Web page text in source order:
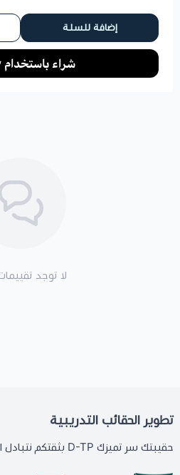
إضافة للسلة
لا توجد
تطوير الحقائب التدريبية
حقيبتك سر تميزك D-TP بثقتكم نتبادل النجاح D-TP